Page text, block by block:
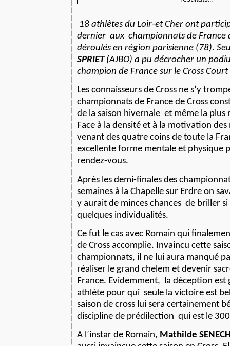
18 athlètes du Loir-et Cher ont
dernier aux championnats de France
déroulés en région parisienne (78).
SPRIET(AJBO) a pu décrocher un
champion de France sur le Cross
Les connaisseurs de Cross ne s’y
championnats de France de Cross
de la saison hivernale et même la plus
Face à la densité et à la motivation
venant des quatre coins de toute la
excellente forme mentale et physique
rendez-vous.
Après les demi-finales des
semaines à la Chapelle sur Erdre on
y aurait de minces chances de briller si
quelques individualités.
Ce fut le cas avec Romain qui
de Cross accomplie. Invaincu cette
championnats, il ne lui aura manqué
réaliser le grand chelem et devenir
France. Evidemment, la déception est
athlète pour qui seule la victoire est
saison de cross lui sera certainement
discipline de prédilection qui est le
A l’instar de Romain, Mathilde